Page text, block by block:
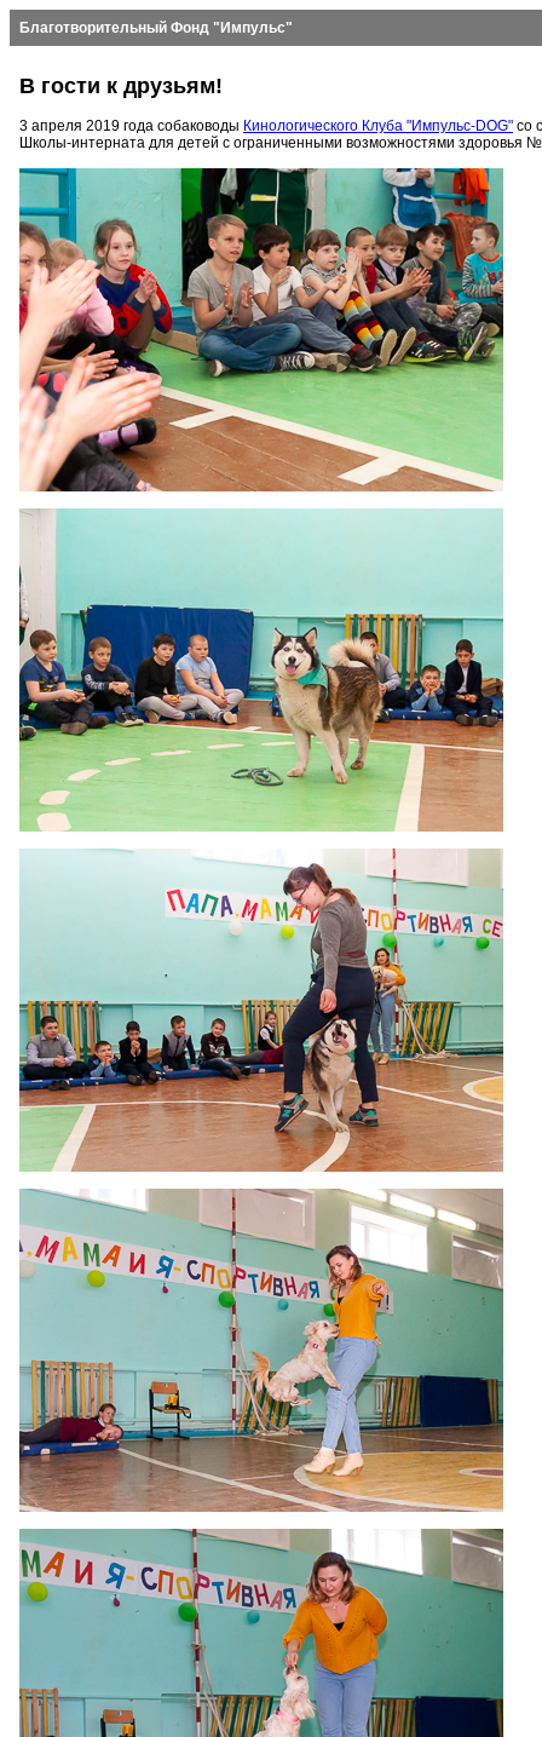
Благотворительный Фонд "Импульс"
В гости к друзьям!
3 апреля 2019 года собаководы Кинологического Клуба "Импульс-DOG" со
Школы-интерната для детей с ограниченными возможностями здоровья